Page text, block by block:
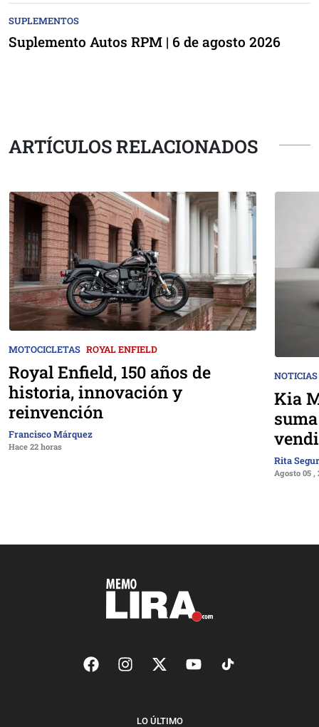
SUPLEMENTOS
Suplemento Autos RPM | 6 de agosto 2026
ARTÍCULOS RELACIONADOS
MOTOCICLETAS ROYAL ENFIELD
Royal Enfield, 150 años de
historia, innovación y
reinvención
Francisco Márquez
Hace 22 horas
NOTICIAS
Kia
Rita
Agosto 05 ,
LO ÚLTIMO